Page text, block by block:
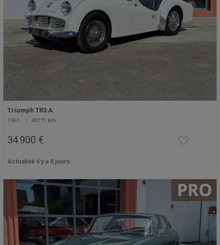
Triumph TR3 A
1961 40171 km
34 900 €
Actualisé il y a 8 jours